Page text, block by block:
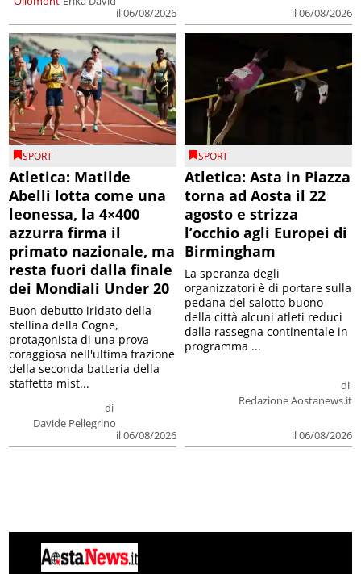
il 06/08/2026
il 06/08/2026
SPORT
Atletica: Matilde
Abelli lotta come una
leonessa, la 4×400
azzurra firma il
primato nazionale, ma
resta fuori dalla finale
dei Mondiali Under 20
di
Davide Pellegrino
il 06/08/2026
Buon debutto iridato della
stellina della Cogne,
protagonista di una prova
coraggiosa nell'ultima frazione
della seconda batteria della
staffetta mist...
SPORT
Atletica: Asta in Piazza
torna ad Aosta il 22
agosto e strizza
l’occhio agli Europei di
Birmingham
di
Redazione Aostanews.it
il 06/08/2026
La speranza degli
organizzatori è di portare sulla
pedana del salotto buono
della città alcuni atleti reduci
dalla rassegna continentale in
programma ...